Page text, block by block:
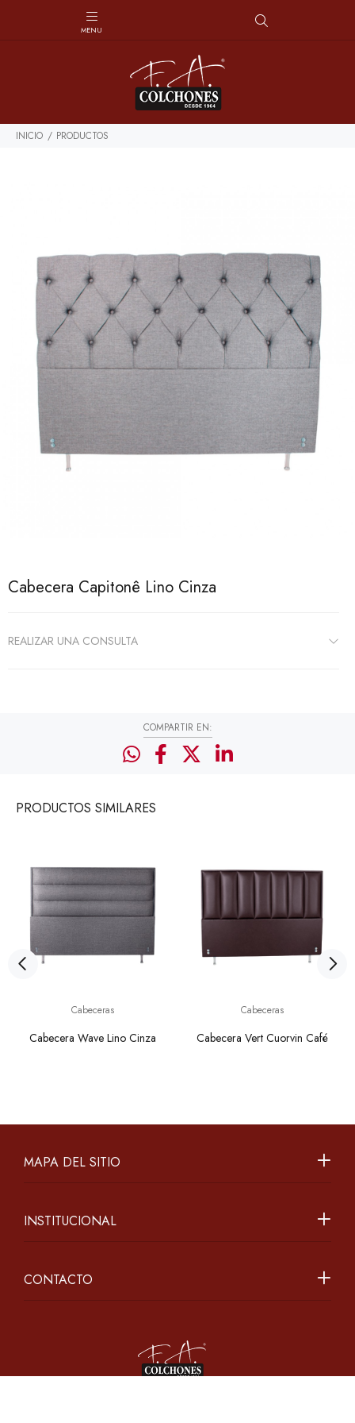
INICIO PRODUCTOS
Cabecera Capitonê Lino Cinza
REALIZAR UNA CONSULTA
COMPARTIR EN:
PRODUCTOS SIMILARES
Cabeceras
Cabecera Wave Lino Cinza
Cabeceras
Cabecera Vert Cuorvin Café
MAPA DEL SITIO
INSTITUCIONAL
CONTACTO